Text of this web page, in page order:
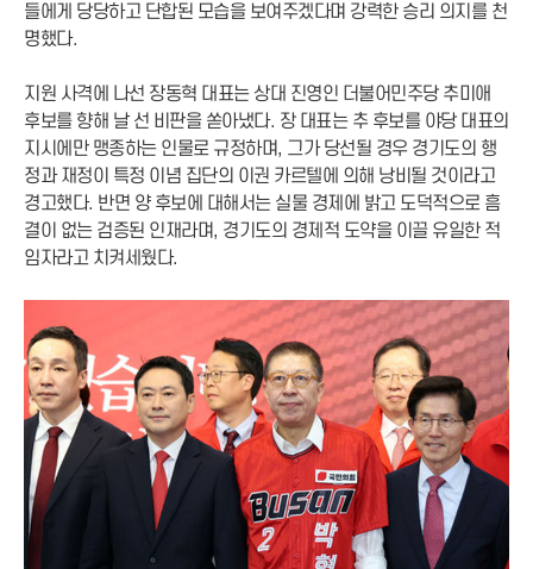
들에게 당당하고 단합된 모습을 보여주겠다며 강력한 승리 의지를 천
명했다.
지원 사격에 나선 장동혁 대표는 상대 진영인 더불어민주당 추미애
후보를 향해 날 선 비판을 쏟아냈다. 장 대표는 추 후보를 야당 대표의
지시에만 맹종하는 인물로 규정하며, 그가 당선될 경우 경기도의 행
정과 재정이 특정 이념 집단의 이권 카르텔에 의해 낭비될 것이라고
경고했다. 반면 양 후보에 대해서는 실물 경제에 밝고 도덕적으로 흠
결이 없는 검증된 인재라며, 경기도의 경제적 도약을 이끌 유일한 적
임자라고 치켜세웠다.